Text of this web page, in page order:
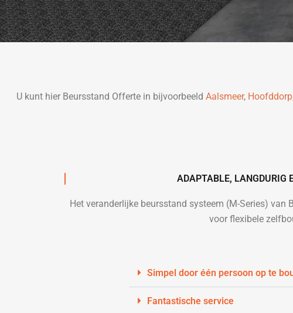
U kunt hier Beursstand Offerte in bijvoorbeeld Aalsmeer, Hoofddorp
ADAPTABLE, LANGDURIG
Het veranderlijke beursstand systeem (M-Series)
voor flexibele
Simpel door één persoon op te
Fantastische service